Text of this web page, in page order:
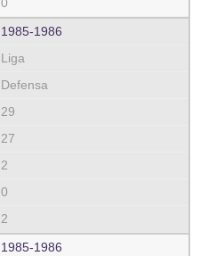
1985‑1986
Liga
Defensa
29
27
2
0
2
1985‑1986